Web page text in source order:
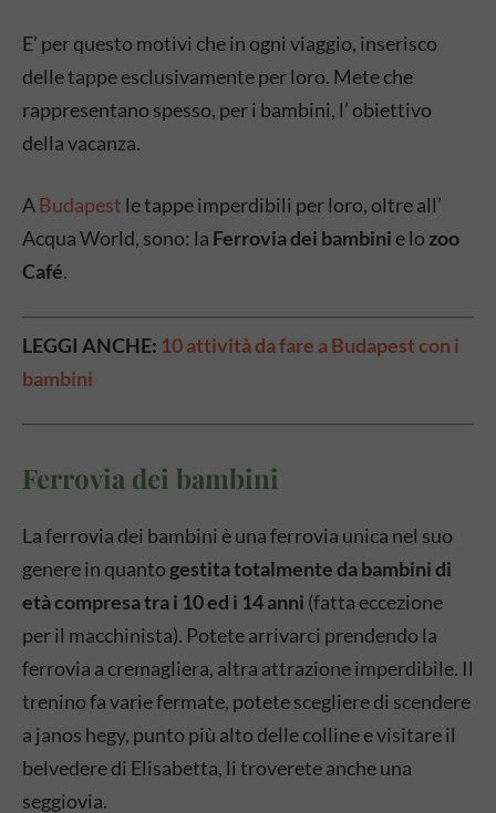
E’ per questo motivi che in ogni viaggio, inserisco
delle tappe esclusivamente per loro. Mete che
rappresentano spesso, per i bambini, l’ obiettivo
della vacanza.
ABudapest le tappe imperdibili per loro, oltre all’
Acqua World, sono: la Ferrovia dei bambini e lo zoo
Café.
LEGGI ANCHE: 10 attività da fare a Budapest con i
bambini
Ferrovia dei bambini
La ferrovia dei bambini è una ferrovia unica nel suo
genere in quanto gestita totalmente da bambini di
età compresa tra i 10 ed i 14 anni (fatta eccezione
per il macchinista). Potete arrivarci prendendo la
ferrovia a cremagliera, altra attrazione imperdibile. Il
trenino fa varie fermate, potete scegliere di scendere
a janos hegy, punto più alto delle colline e visitare il
belvedere di Elisabetta, li troverete anche una
seggiovia.